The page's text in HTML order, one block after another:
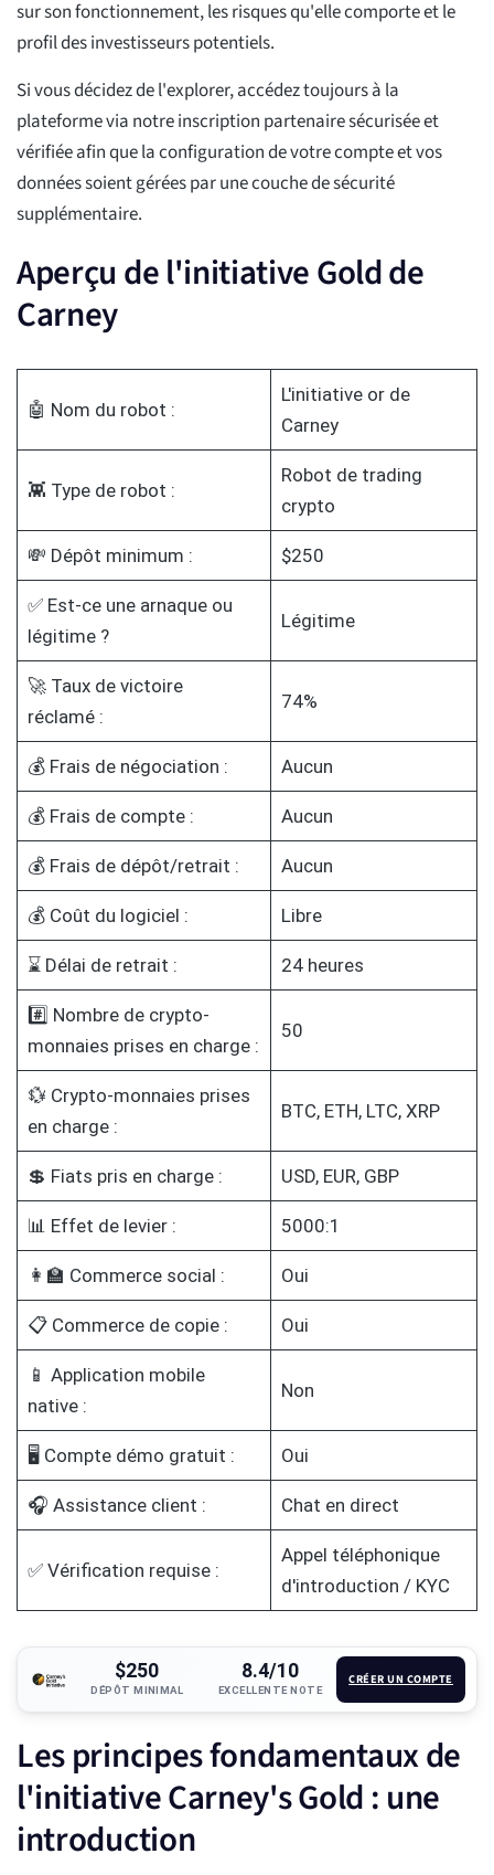
sur son fonctionnement, les risques qu'elle comporte et le
profil des investisseurs potentiels.
Si vous décidez de l'explorer, accédez toujours à la
plateforme via notre inscription partenaire sécurisée et
vérifiée afin que la configuration de votre compte et vos
données soient gérées par une couche de sécurité
supplémentaire.
Aperçu de l'initiative Gold de
Carney
🤖 Nom du robot :
L'initiative or de
Carney
👾 Type de robot :
Robot de trading
crypto
💸 Dépôt minimum : $250
✅ Est-ce une arnaque ou
légitime ?
Légitime
🚀 Taux de victoire
réclamé :
74%
💰 Frais de négociation : Aucun
💰 Frais de compte : Aucun
💰 Frais de dépôt/retrait : Aucun
💰 Coût du logiciel : Libre
⌛ Délai de retrait : 24 heures
#️⃣ Nombre de crypto-
monnaies prises en charge :
50
💱 Crypto-monnaies prises
en charge :
BTC, ETH, LTC, XRP
💲 Fiats pris en charge : USD, EUR, GBP
📊 Effet de levier : 5000:1
👩‍🏫 Commerce social : Oui
📋 Commerce de copie : Oui
📱 Application mobile
native :
Non
🖥️ Compte démo gratuit : Oui
🎧 Assistance client : Chat en direct
✅ Vérification requise :
Appel téléphonique
d'introduction / KYC
$250
DÉPÔT MINIMAL
8.4/10
EXCELLENTE NOTE
CRÉER UN COMPTE
Les principes fondamentaux de
l'initiative Carney's Gold : une
introduction